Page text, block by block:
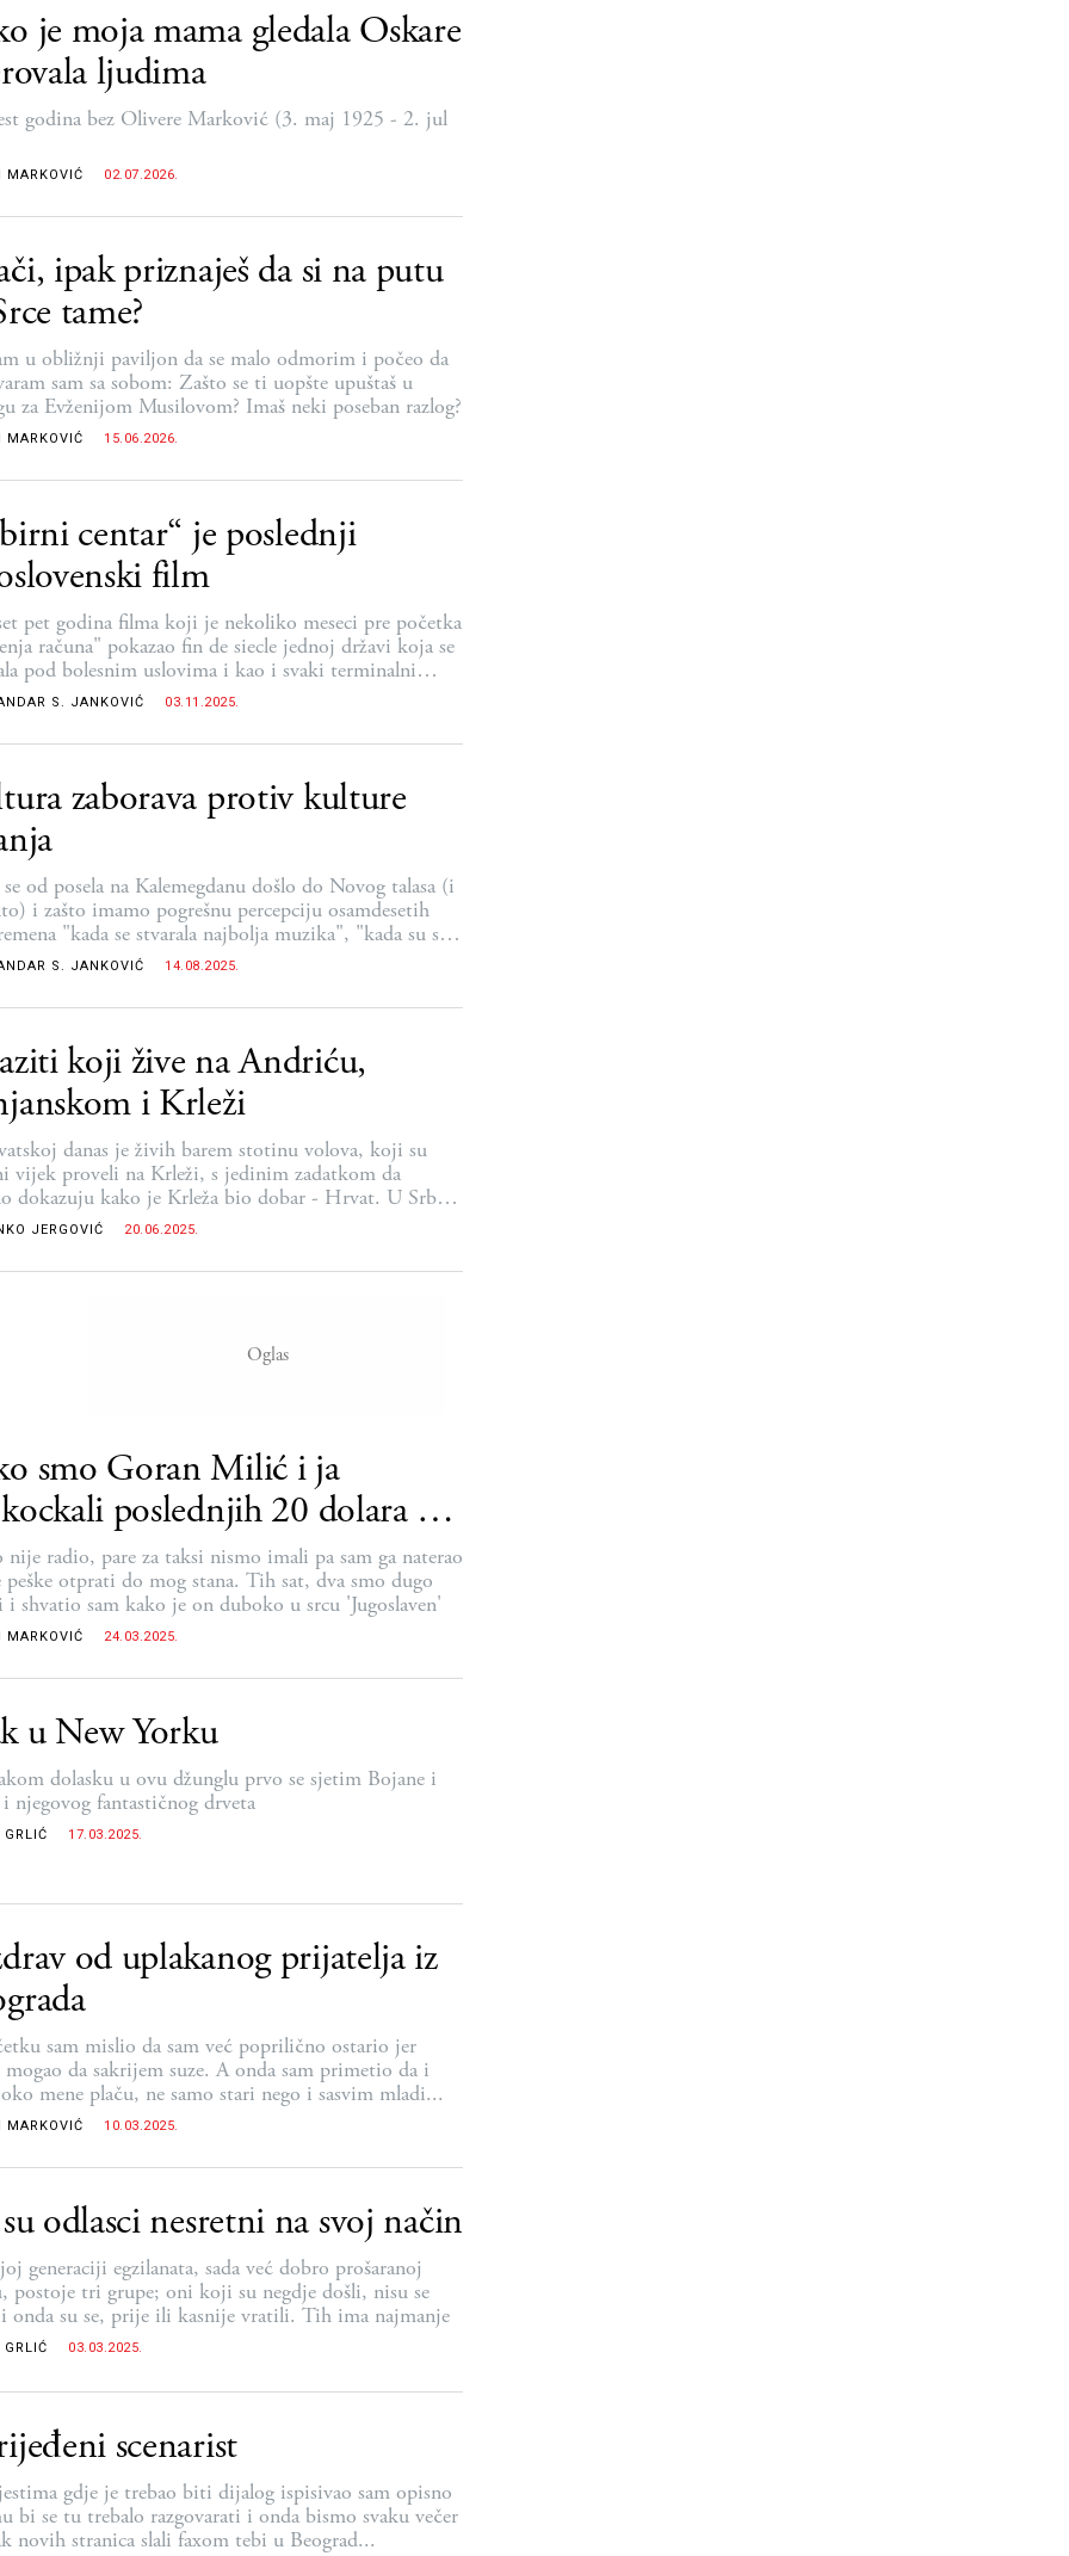
je moja mama gledala Oskare
ljudima
godina bez Olivere Marković (3. maj 1925 - 2. jul
MARKOVIĆ 02.07.2026.
ipak priznaješ da si na putu
tame?
u obližnji paviljon da se malo odmorim i počeo da
sam sa sobom: Zašto se ti uopšte upuštaš u
za Evženijom Musilovom? Imaš neki poseban razlog?
MARKOVIĆ 15.06.2026.
centar“ je poslednji
film
pet godina filma koji je nekoliko meseci pre početka
računa" pokazao fin de siecle jednoj državi koja se
pod bolesnim uslovima i kao i svaki terminalni
imala veličanstvene ali prekratke uzlete lucidnosti i
S. JANKOVIĆ 03.11.2025.
zaborava protiv kulture
od posela na Kalemegdanu došlo do Novog talasa (i
i zašto imamo pogrešnu percepciju osamdesetih
"kada se stvarala najbolja muzika", "kada su se
najbolji filmovi"
S. JANKOVIĆ 14.08.2025.
koji žive na Andriću,
i Krleži
danas je živih barem stotinu volova, koji su
vijek proveli na Krleži, s jedinim zadatkom da
dokazuju kako je Krleža bio dobar - Hrvat. U Srbiji
bolje s tumačima Andrića, dok je tumačenje
JERGOVIĆ 20.06.2025.
smo Goran Milić i ja
poslednjih 20 dolara u
Sitiju
radio, pare za taksi nismo imali pa sam ga naterao
peške otprati do mog stana. Tih sat, dva smo dugo
i shvatio sam kako je on duboko u srcu 'Jugoslaven'
MARKOVIĆ 24.03.2025.
u New Yorku
dolasku u ovu džunglu prvo se sjetim Bojane i
njegovog fantastičnog drveta
GRLIĆ 17.03.2025.
od uplakanog prijatelja iz
sam mislio da sam već poprilično ostario jer
mogao da sakrijem suze. A onda sam primetio da i
mene plaču, ne samo stari nego i sasvim mladi...
MARKOVIĆ 10.03.2025.
odlasci nesretni na svoj način
generaciji egzilanata, sada već dobro prošaranoj
postoje tri grupe; oni koji su negdje došli, nisu se
i onda su se, prije ili kasnije vratili. Tih ima najmanje
GRLIĆ 03.03.2025.
scenarist
gdje je trebao biti dijalog ispisivao sam opisno
bi se tu trebalo razgovarati i onda bismo svaku večer
novih stranica slali faxom tebi u Beograd...